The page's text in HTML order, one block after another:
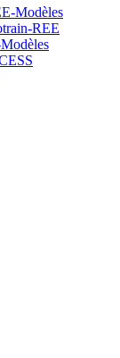
Modèles
REE